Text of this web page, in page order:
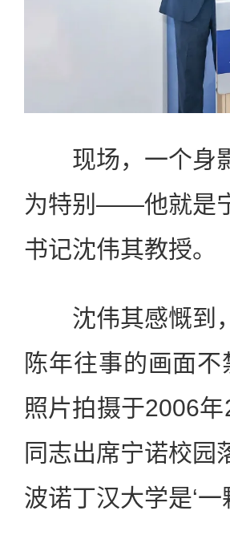
现场，一个身影
为特别——他就是
书记沈伟其教授。
沈伟其感慨到，
陈年往事的画面
照片拍摄于2006
同志出席宁诺校园
波诺丁汉大学是‘一